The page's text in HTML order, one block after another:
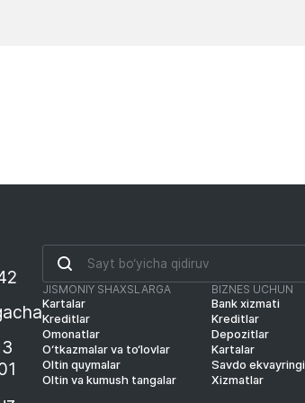
JISMONIY SHAXSLARGA
Kartalar
Kreditlar
Omonatlar
O‘tkazmalar va to‘lovlar
Oltin quymalar
Oltin va kumush tangalar
BIZNES UCHUN
Bank xizmati
Kreditlar
Depozitlar
Kartalar
Savdo ekvayringi
Xizmatlar